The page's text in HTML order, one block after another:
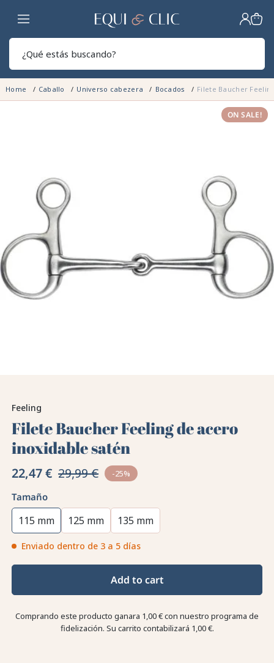
Hogar
Home Caballo Universo cabezera Bocados Filete Baucher
ON SALE!
Feeling
Filete Baucher Feeling de acero
inoxidable satén
22,47 € 29,99 € -25%
Tamaño
115 mm 125 mm 135 mm
Enviado dentro de 3 a 5 días
Add to cart
Comprando este producto ganara 1,00 €con nuestro programa de
fidelización. Su carrito contabilizará 1,00 €.